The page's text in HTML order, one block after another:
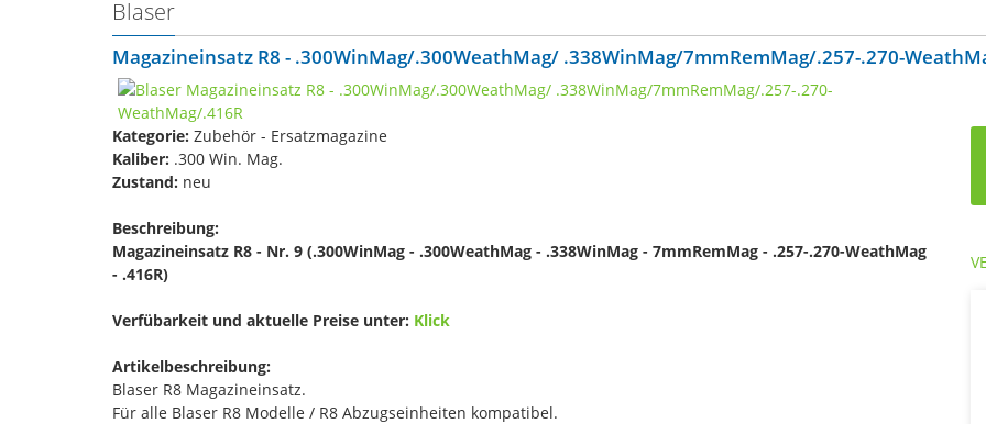
Blaser
Magazineinsatz R8 - .300WinMag/.300WeathMag/ .338WinMag/7mmRemMag/.257-.270-
Kategorie: Zubehör - Ersatzmagazine
Kaliber: .300 Win. Mag.
Zustand: neu
Beschreibung:
Magazineinsatz R8 - Nr. 9 (.300WinMag - .300WeathMag - .338WinMag - 7mmRemMag - .257-.270-WeathMag
- .416R)
Verfübarkeit und aktuelle Preise unter: Klick
Artikelbeschreibung:
Blaser R8 Magazineinsatz.
Für alle Blaser R8 Modelle / R8 Abzugseinheiten kompatibel.